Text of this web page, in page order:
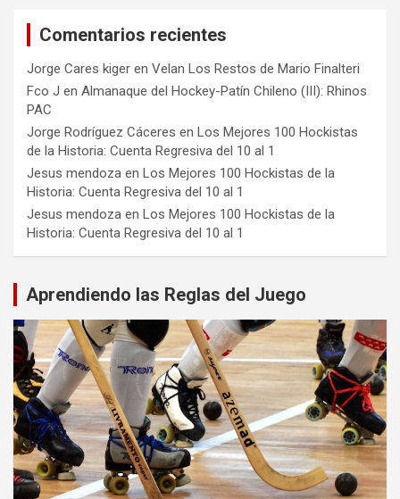
Comentarios recientes
Jorge Cares kiger en Velan Los Restos de Mario Finalteri
Fco J en Almanaque del Hockey-Patín Chileno (III): Rhinos
PAC
Jorge Rodríguez Cáceres en Los Mejores 100 Hockistas
de la Historia: Cuenta Regresiva del 10 al 1
Jesus mendoza en Los Mejores 100 Hockistas de la
Historia: Cuenta Regresiva del 10 al 1
Jesus mendoza en Los Mejores 100 Hockistas de la
Historia: Cuenta Regresiva del 10 al 1
Aprendiendo las Reglas del Juego